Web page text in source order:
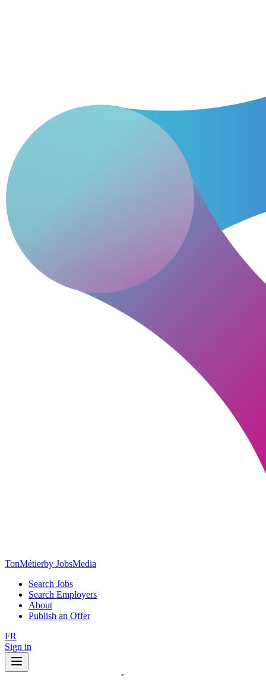
TonMétierby JobsMedia
Search Jobs
Search Employers
About
Publish an Offer
FR
Sign in